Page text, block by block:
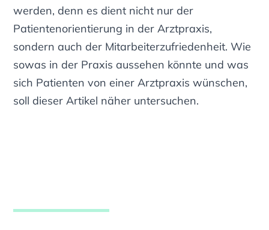
werden, denn es dient nicht nur der
Patientenorientierung in der Arztpraxis,
sondern auch der Mitarbeiterzufriedenheit. Wie
sowas in der Praxis aussehen könnte und was
sich Patienten von einer Arztpraxis wünschen,
soll dieser Artikel näher untersuchen.